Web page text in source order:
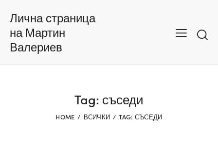
Лична страница
на Мартин
Валериев
Tag: съседи
HOME ВСИЧКИ TAG: СЪСЕДИ